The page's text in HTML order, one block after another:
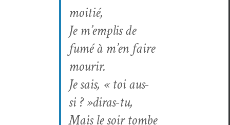
moitié,
Je m’emplis de
fumé à m’en faire
mourir.
Je sais, « toi aus­
si ? »diras-tu,
Mais le soir tombe